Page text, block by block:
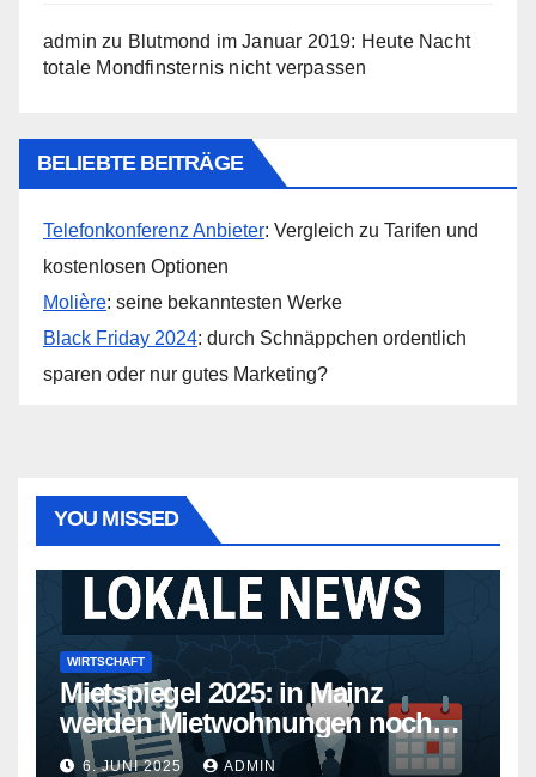
admin zu Blutmond im Januar 2019: Heute Nacht
totale Mondfinsternis nicht verpassen
BELIEBTE BEITRÄGE
Telefonkonferenz Anbieter: Vergleich zu Tarifen und
kostenlosen Optionen
Molière: seine bekanntesten Werke
Black Friday 2024: durch Schnäppchen ordentlich
sparen oder nur gutes Marketing?
YOU MISSED
WIRTSCHAFT
Mietspiegel 2025: in Mainz
werden Mietwohnungen noch
teurer
6. JUNI 2025 ADMIN